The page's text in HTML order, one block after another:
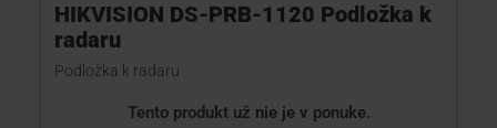
HIKVISION DS-PRB-1120 Podložka k
radaru
Podložka k radaru
Tento produkt už nie je v ponuke.